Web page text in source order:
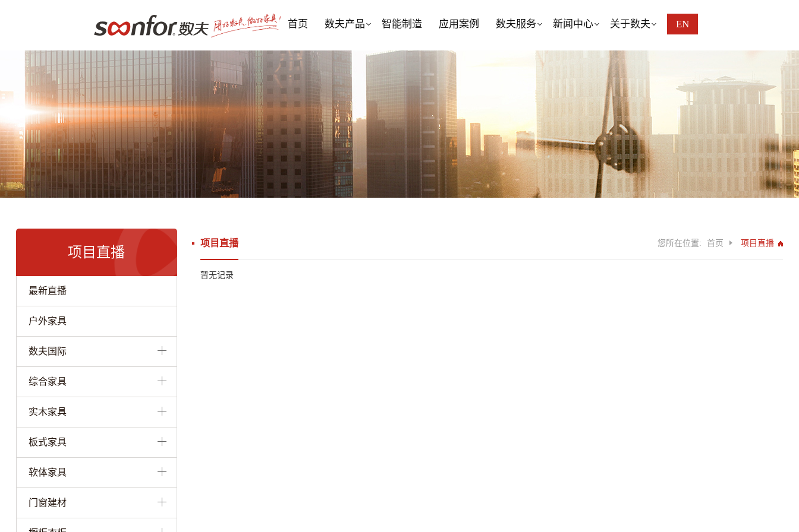
首页 数夫产品 智能制造 应用案例 数夫服务 新闻中心 关于数夫 EN
项目直播
最新直播
户外家具
数夫国际
综合家具
实木家具
板式家具
软体家具
门窗建材
您所在位置: 首页 项目直播
项目直播
暂无记录